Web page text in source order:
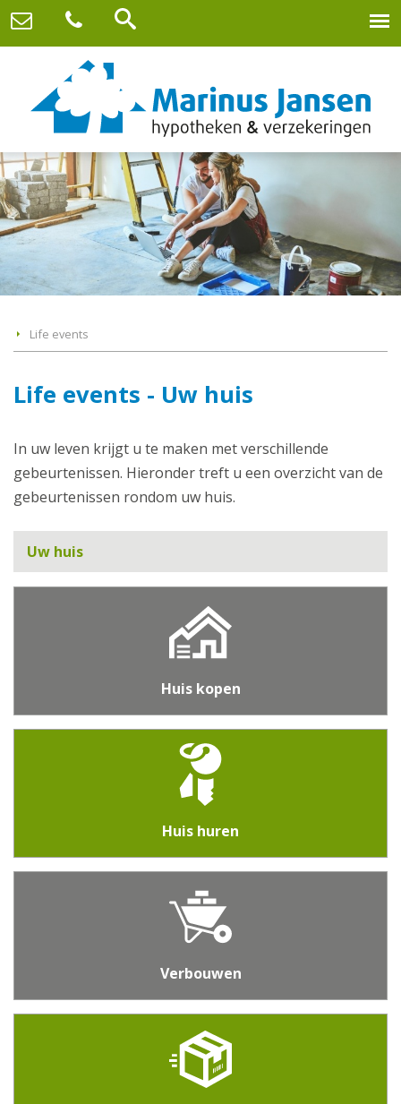
Life events
Life events - Uw huis
In uw leven krijgt u te maken met verschillende
gebeurtenissen. Hieronder treft u een overzicht van de
gebeurtenissen rondom uw huis.
Uw huis
Huis kopen
Huis huren
Verbouwen